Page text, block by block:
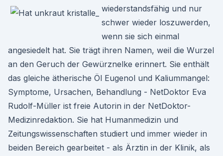
wiederstandsfähig und nur
schwer wieder loszuwerden,
wenn sie sich einmal
angesiedelt hat. Sie trägt ihren Namen, weil die Wurzel
an den Geruch der Gewürznelke erinnert. Sie enthält
das gleiche ätherische Öl Eugenol und Kaliummangel:
Symptome, Ursachen, Behandlung - NetDoktor Eva
Rudolf-Müller ist freie Autorin in der NetDoktor-
Medizinredaktion. Sie hat Humanmedizin und
Zeitungswissenschaften studiert und immer wieder in
beiden Bereich gearbeitet - als Ärztin in der Klinik, als